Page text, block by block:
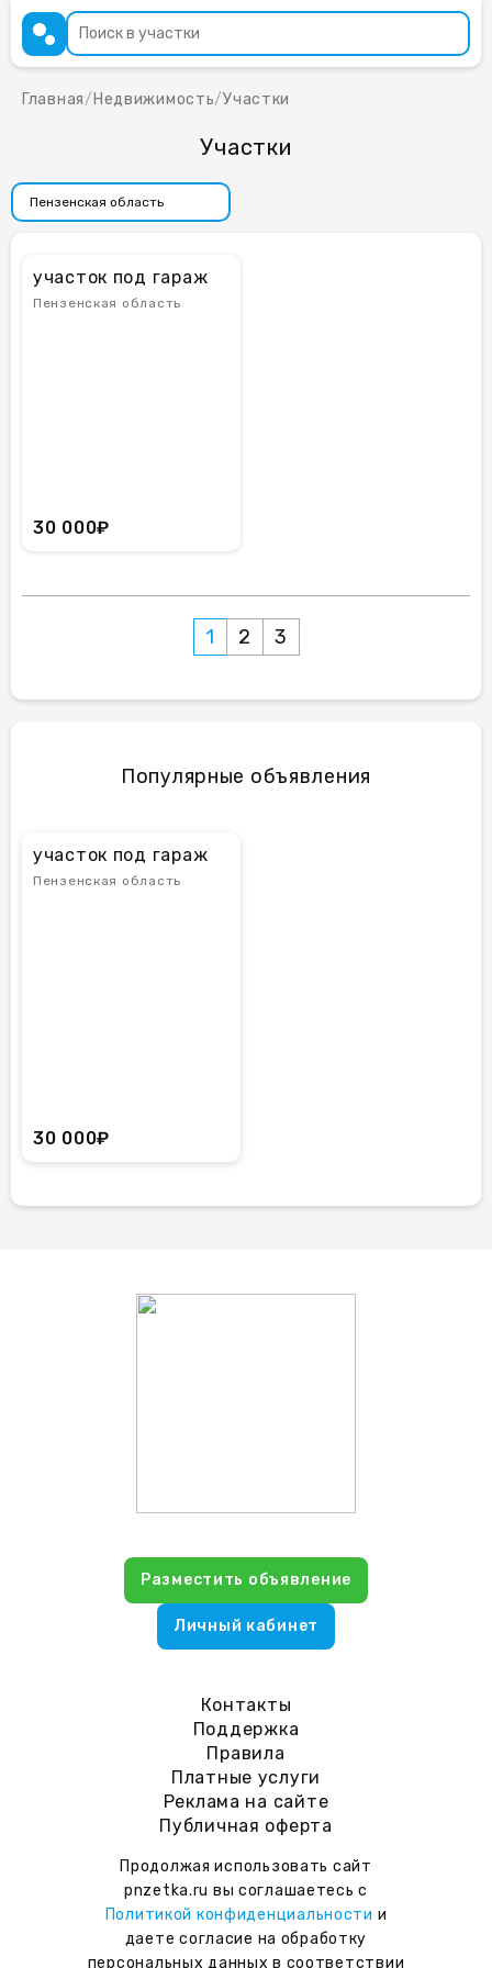
Главная/ Недвижимость/Участки
Участки
участок под гараж
Пензенская область
30 000₽
1 2 3
Популярные объявления
участок под гараж
Пензенская область
30 000₽
Контакты
Поддержка
Правила
Платные услуги
Реклама на сайте
Публичная оферта
Продолжая использовать сайт
pnzetka.ru вы соглашаетесь с
Политикой конфиденциальности и
даете согласие на обработку
персональных данных в соответствии
Разместить объявление
Личный кабинет